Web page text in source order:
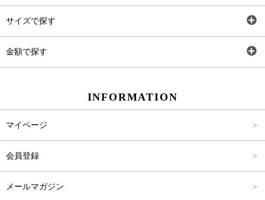
サイズで探す
金額で探す
INFORMATION
マイページ
会員登録
メールマガジン